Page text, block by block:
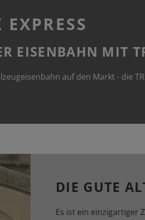
EISENBAHN MIT
auf den Markt - die
DIE GUTE
Es ist ein einzigartiger